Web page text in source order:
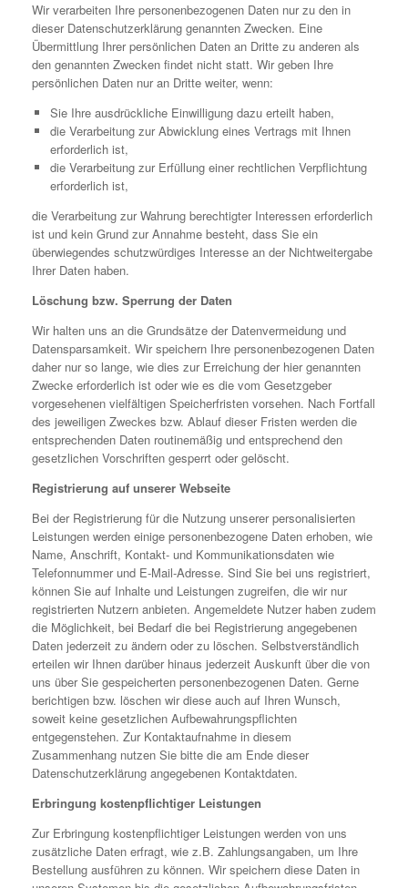
Wir verarbeiten Ihre personenbezogenen Daten nur zu den in
dieser Datenschutzerklärung genannten Zwecken. Eine
Übermittlung Ihrer persönlichen Daten an Dritte zu anderen als
den genannten Zwecken findet nicht statt. Wir geben Ihre
persönlichen Daten nur an Dritte weiter, wenn:
Sie Ihre ausdrückliche Einwilligung dazu erteilt haben,
die Verarbeitung zur Abwicklung eines Vertrags mit Ihnen
erforderlich ist,
die Verarbeitung zur Erfüllung einer rechtlichen Verpflichtung
erforderlich ist,
die Verarbeitung zur Wahrung berechtigter Interessen erforderlich
ist und kein Grund zur Annahme besteht, dass Sie ein
überwiegendes schutzwürdiges Interesse an der Nichtweitergabe
Ihrer Daten haben.
Löschung bzw. Sperrung der Daten
Wir halten uns an die Grundsätze der Datenvermeidung und
Datensparsamkeit. Wir speichern Ihre personenbezogenen Daten
daher nur so lange, wie dies zur Erreichung der hier genannten
Zwecke erforderlich ist oder wie es die vom Gesetzgeber
vorgesehenen vielfältigen Speicherfristen vorsehen. Nach Fortfall
des jeweiligen Zweckes bzw. Ablauf dieser Fristen werden die
entsprechenden Daten routinemäßig und entsprechend den
gesetzlichen Vorschriften gesperrt oder gelöscht.
Registrierung auf unserer Webseite
Bei der Registrierung für die Nutzung unserer personalisierten
Leistungen werden einige personenbezogene Daten erhoben, wie
Name, Anschrift, Kontakt- und Kommunikationsdaten wie
Telefonnummer und E-Mail-Adresse. Sind Sie bei uns registriert,
können Sie auf Inhalte und Leistungen zugreifen, die wir nur
registrierten Nutzern anbieten. Angemeldete Nutzer haben zudem
die Möglichkeit, bei Bedarf die bei Registrierung angegebenen
Daten jederzeit zu ändern oder zu löschen. Selbstverständlich
erteilen wir Ihnen darüber hinaus jederzeit Auskunft über die von
uns über Sie gespeicherten personenbezogenen Daten. Gerne
berichtigen bzw. löschen wir diese auch auf Ihren Wunsch,
soweit keine gesetzlichen Aufbewahrungspflichten
entgegenstehen. Zur Kontaktaufnahme in diesem
Zusammenhang nutzen Sie bitte die am Ende dieser
Datenschutzerklärung angegebenen Kontaktdaten.
Erbringung kostenpflichtiger Leistungen
Zur Erbringung kostenpflichtiger Leistungen werden von uns
zusätzliche Daten erfragt, wie z.B. Zahlungsangaben, um Ihre
Bestellung ausführen zu können. Wir speichern diese Daten in